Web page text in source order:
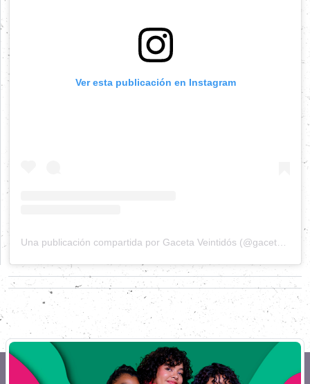
Ver esta publicación en Instagram
Una publicación compartida por Gaceta Veintidós (@gacetaveintidos)